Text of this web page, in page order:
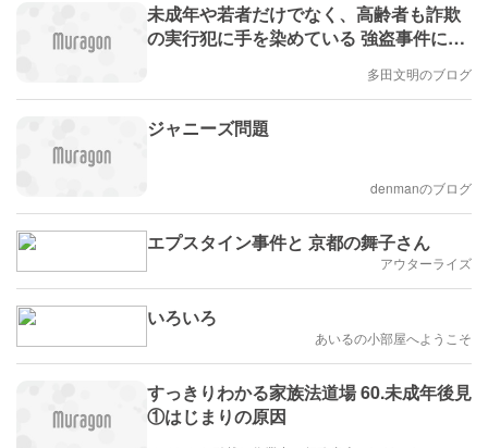
未成年や若者だけでなく、高齢者も詐欺
の実行犯に手を染めている 強盗事件に隠
多田文明のブログ
ジャニーズ問題
denmanのブログ
エプスタイン事件と 京都の舞子さん
アウターライズ
いろいろ
あいるの小部屋へようこそ
すっきりわかる家族法道場 60.未成年後見
①はじまりの原因